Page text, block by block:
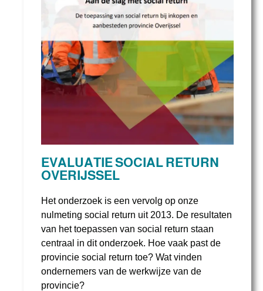
EVALUATIE SOCIAL RETURN
OVERIJSSEL
Het onderzoek is een vervolg op onze
nulmeting social return uit 2013. De resultaten
van het toepassen van social return staan
centraal in dit onderzoek. Hoe vaak past de
provincie social return toe? Wat vinden
ondernemers van de werkwijze van de
provincie?